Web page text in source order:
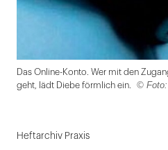
Das Online-Konto. Wer mit den
geht, lädt Diebe förmlich ein.
©
1Heftarchiv Praxis